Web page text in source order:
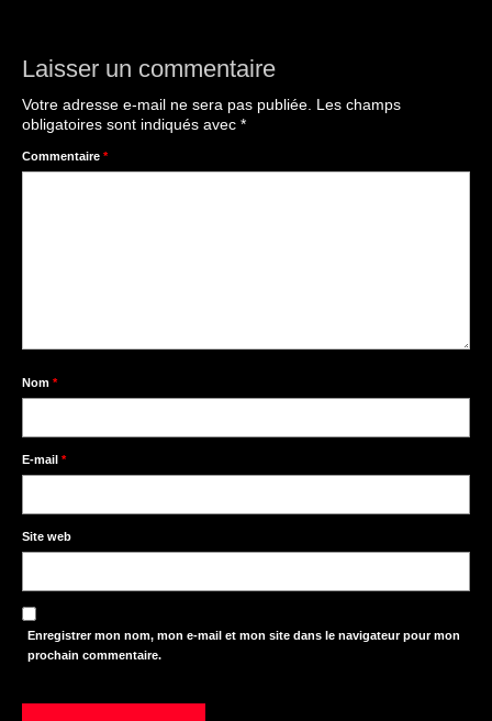
Laisser un commentaire
Votre adresse e-mail ne sera pas publiée. Les champs
obligatoires sont indiqués avec *
Commentaire *
Nom *
E-mail *
Site web
Enregistrer mon nom, mon e-mail et mon site dans le navigateur pour mon
prochain commentaire.